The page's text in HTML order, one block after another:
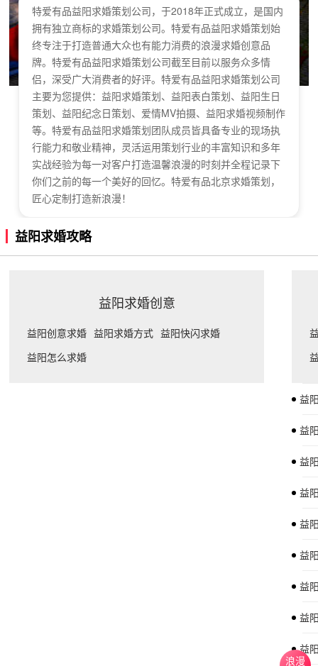
特爱有品益阳求婚策划公司，于2018年正式成立，是国内
拥有独立商标的求婚策划公司。特爱有品益阳求婚策划始
终专注于打造普通大众也有能力消费的浪漫求婚创意品
牌。特爱有品益阳求婚策划公司截至目前以服务众多情
侣，深受广大消费者的好评。特爱有品益阳求婚策划公司
主要为您提供：益阳求婚策划、益阳表白策划、益阳生日
策划、益阳纪念日策划、爱情MV拍摄、益阳求婚视频制作
等。特爱有品益阳求婚策划团队成员皆具备专业的现场执
行能力和敬业精神，灵活运用策划行业的丰富知识和多年
实战经验为每一对客户打造温馨浪漫的时刻并全程记录下
你们之前的每一个美好的回忆。特爱有品北京求婚策划，
匠心定制打造新浪漫！
益阳求婚攻略
益阳求婚创意
益阳创意求婚 益阳求婚方式 益阳快闪求婚
益阳怎么求婚
益
益
益
益
益
益
益
益
益
浪漫